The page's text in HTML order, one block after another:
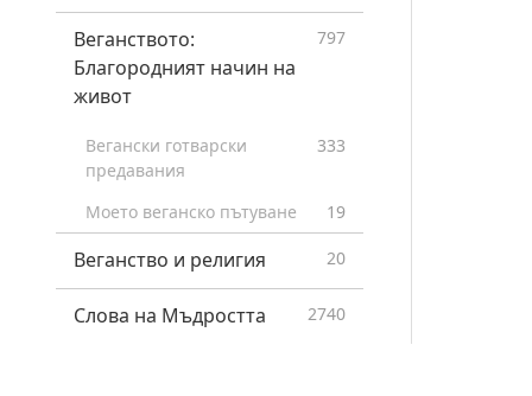
Веганството:
Благородният начин на
живот
797
Вегански готварски
предавания
333
Моето веганско пътуване 19
Веганство и религия 20
Слова на Мъдростта 2740